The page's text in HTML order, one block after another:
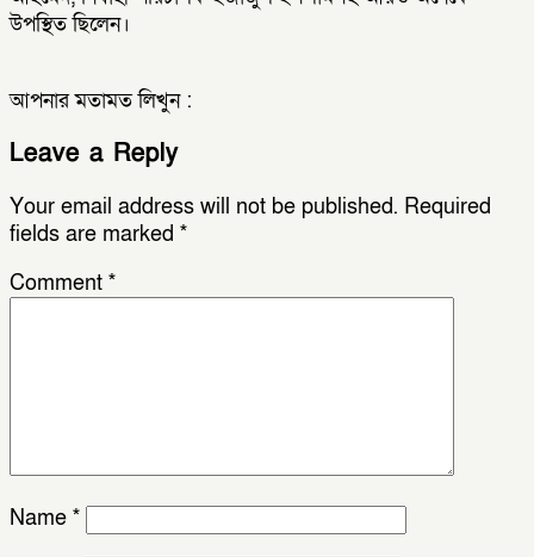
উপস্থিত ছিলেন।
আপনার মতামত লিখুন :
Leave a Reply
Your email address will not be published. Required
fields are marked *
Comment *
Name *